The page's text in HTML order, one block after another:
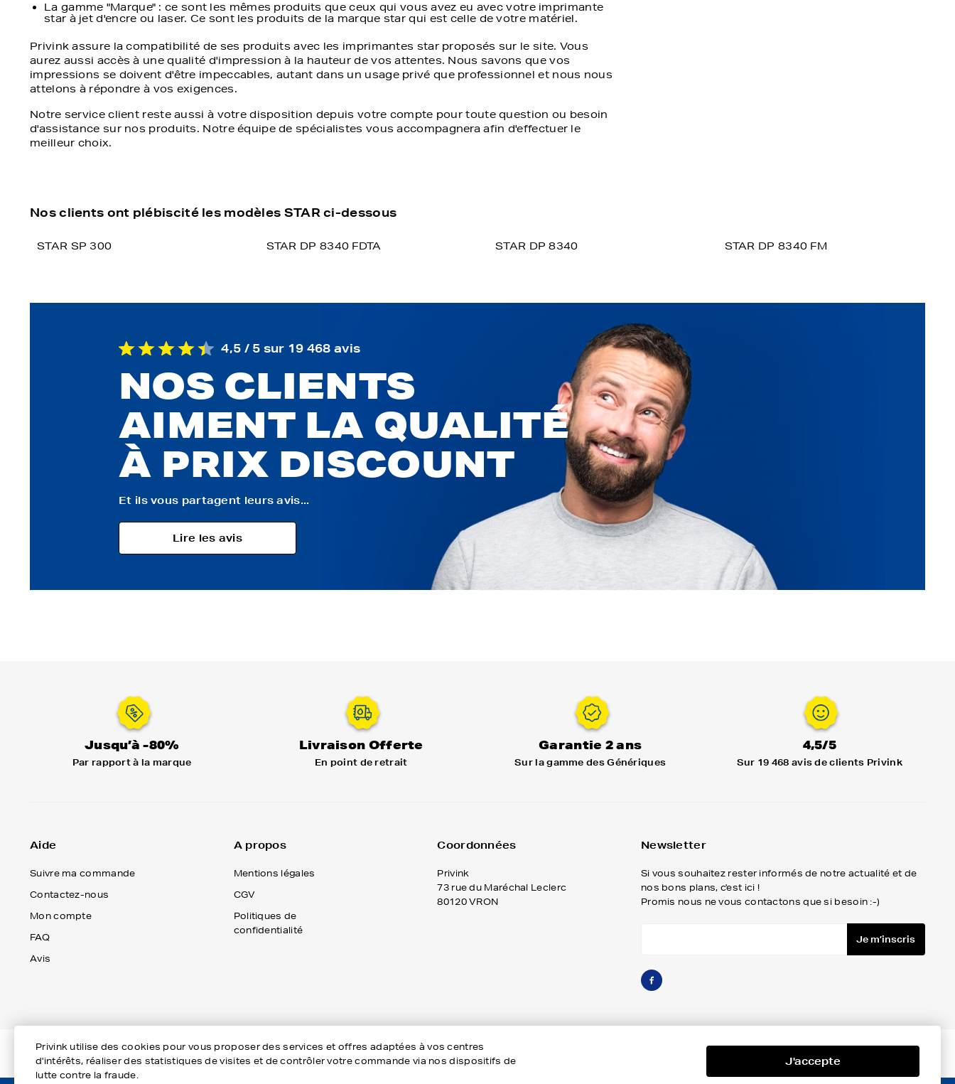
La gamme "Marque" : ce sont les mêmes produits que ceux qui vous avez eu avec votre imprimante
star à jet d'encre ou laser. Ce sont les produits de la marque star qui est celle de votre matériel.
Privink assure la compatibilité de ses produits avec les imprimantes star proposés sur le site. Vous
aurez aussi accès à une qualité d'impression à la hauteur de vos attentes. Nous savons que vos
impressions se doivent d'être impeccables, autant dans un usage privé que professionnel et nous nous
attelons à répondre à vos exigences.
Notre service client reste aussi à votre disposition depuis votre compte pour toute question ou besoin
d'assistance sur nos produits. Notre équipe de spécialistes vous accompagnera afin d'effectuer le
meilleur choix.
Nos clients ont plébiscité les modèles STAR ci-dessous
STAR SP 300 STAR DP 8340 FDTA STAR DP 8340 STAR DP 8340 FM
4,5 / 5 sur 19 468 avis
NOS CLIENTS
AIMENT LA QUALITÉ
À PRIX DISCOUNT
Et ils vous partagent leurs avis...
Lire les avis
Jusqu’à -80%
Par rapport à la marque
Livraison Offerte
En point de retrait
Garantie 2 ans
Sur la gamme des Génériques
4,5/5
Sur 19 468 avis de clients Privink
Aide
Suivre ma commande
Contactez-nous
Mon compte
FAQ
Avis
A propos
Mentions légales
CGV
Politiques de
confidentialité
Coordonnées
Privink
73 rue du Maréchal Leclerc
80120 VRON
Newsletter
Si vous souhaitez rester informés de notre actualité et de
nos bons plans, c'est ici !
Promis nous ne vous contactons que si besoin :-)
Je m’inscris
Privink utilise des cookies pour vous proposer des services et offres adaptées à vos centres
d'intérêts, réaliser des statistiques de visites et de contrôler votre commande via nos dispositifs de
lutte contre la fraude.
J'accepte